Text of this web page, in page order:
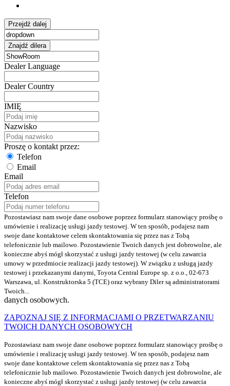
Przejdź dalej
Znajdź dilera
Dealer Language
Dealer Country
IMIĘ
Nazwisko
Proszę o kontakt przez:
Telefon
Email
Email
Telefon
Pozostawiasz nam swoje dane osobowe poprzez formularz stanowiący prośbę o
umówienie i realizację usługi jazdy testowej. W ten sposób, podajesz nam
swoje dane kontaktowe celem skontaktowania się przez nas z Tobą
telefonicznie lub mailowo. Pozostawienie Twoich danych jest dobrowolne, ale
konieczne abyś mógł skorzystać z usługi jazdy testowej (w celu zawarcia
umowy w przedmiocie realizacji jazdy testowej). W związku z usługą jazdy
testowej i przekazanymi danymi, Toyota Central Europe sp. z o.o., 02-673
Warszawa, ul. Konstruktorska 5 (TCE) oraz wybrany Diler są administratorami
Twoich...
danych osobowych.
ZAPOZNAJ SIĘ Z INFORMACJAMI O PRZETWARZANIU
TWOICH DANYCH OSOBOWYCH
Pozostawiasz nam swoje dane osobowe poprzez formularz stanowiący prośbę o
umówienie i realizację usługi jazdy testowej. W ten sposób, podajesz nam
swoje dane kontaktowe celem skontaktowania się przez nas z Tobą
telefonicznie lub mailowo. Pozostawienie Twoich danych jest dobrowolne, ale
konieczne abyś mógł skorzystać z usługi jazdy testowej (w celu zawarcia